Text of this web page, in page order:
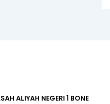
ALIYAH NEGERI 1 BONE